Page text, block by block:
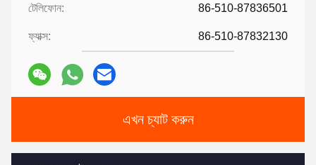
টেলিফোন: 86-510-87836501
ফ্যাক্স: 86-510-87832130
এখন চ্যাট করুন